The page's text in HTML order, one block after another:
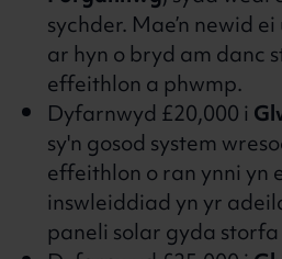
sychder. Mae’n newid
ar hyn o bryd am danc
effeithlon a phwmp.
Dyfarnwyd £20,000 i
sy'n gosod system
effeithlon o ran ynni yn
inswleiddiad yn yr
paneli solar gyda